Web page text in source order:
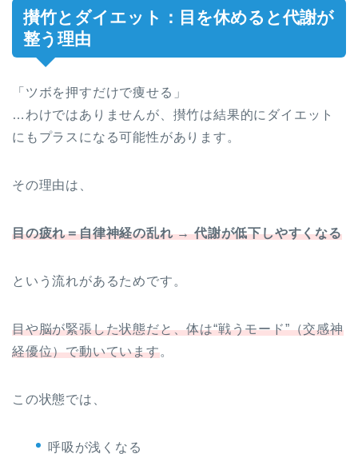
攅竹とダイエット：目を休めると代謝が
整う理由
「ツボを押すだけで痩せる」
…わけではありませんが、攅竹は結果的にダイエット
にもプラスになる可能性があります。
その理由は、
目の疲れ＝自律神経の乱れ → 代謝が低下しやすくなる
という流れがあるためです。
目や脳が緊張した状態だと、体は“戦うモード”（交感神
経優位）で動いています。
この状態では、
呼吸が浅くなる